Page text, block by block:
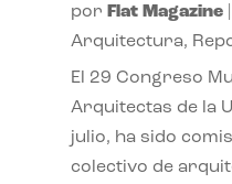
por Flat Magazine|
Arquitectura,
El 29 Congreso
Arquitectas de la
julio, ha sido
colectivo de